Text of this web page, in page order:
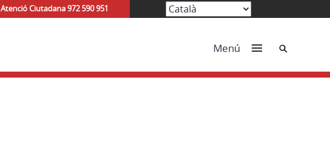
Atenció Ciutadana 972 590 951
Menú Cerca